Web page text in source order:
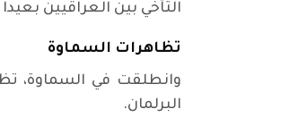
التآخي بين العراقيين
تظاهرات السماوة
وانطلقت في السماوة،
البرلمان.